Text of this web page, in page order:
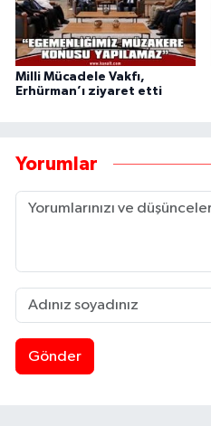
Milli Mücadele Vakfı,
Erhürman’ı ziyaret etti
Yorumlar
Gönder